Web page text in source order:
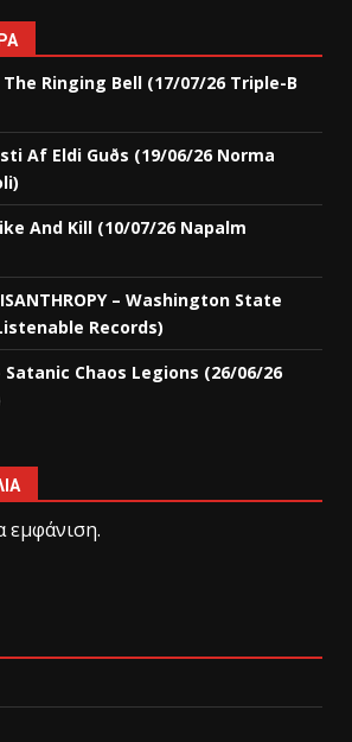
The Ringing Bell (17/07/26 Triple-B
Af Eldi Guðs (19/06/26 Norma
And Kill (10/07/26 Napalm
– Washington State
Records)
Satanic Chaos Legions (26/06/26
εμφάνιση.